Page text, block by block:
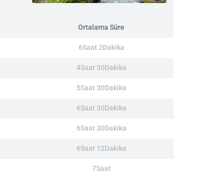
Ortalama Süre
6Saat 2Dakika
4Saat 30Dakika
5Saat 30Dakika
6Saat 30Dakika
6Saat 30Dakika
6Saat 12Dakika
7Saat